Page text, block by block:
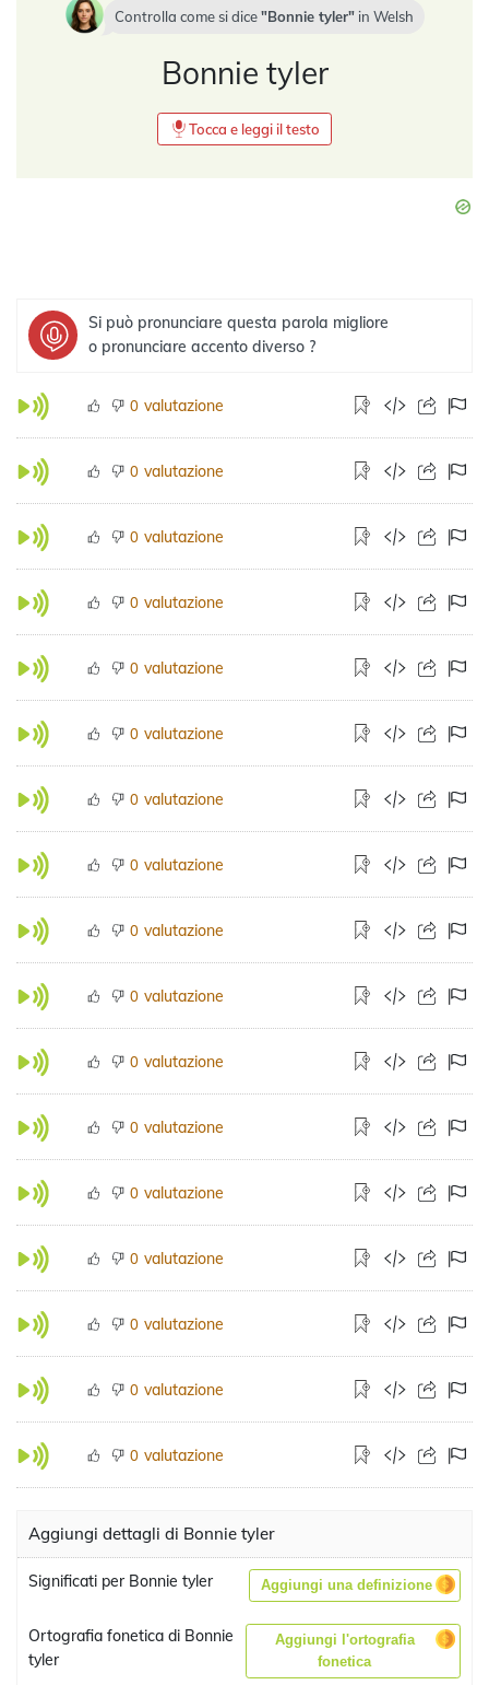
Controlla come si dice Bonnie tyler in Welsh
Bonnie tyler
Tocca e leggi il testo
Si può pronunciare questa parola migliore
o pronunciare accento diverso ?
0 valutazione
0 valutazione
0 valutazione
0 valutazione
0 valutazione
0 valutazione
0 valutazione
0 valutazione
0 valutazione
0 valutazione
0 valutazione
0 valutazione
0 valutazione
0 valutazione
0 valutazione
0 valutazione
0 valutazione
Aggiungi dettagli di Bonnie tyler
Significati per Bonnie tyler Aggiungi una definizione
Ortografia fonetica di Bonnie
tyler
Aggiungi l'ortografia
fonetica